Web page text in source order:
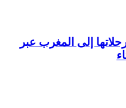
رحلاتها إلى المغرب عبر